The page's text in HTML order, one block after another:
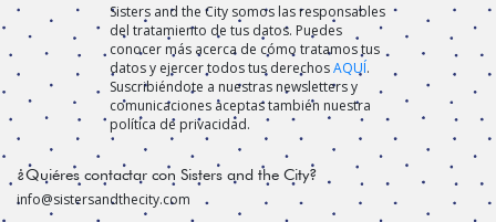
Sisters and the City somos las responsables
del tratamiento de tus datos. Puedes
conocer más acerca de cómo tratamos tus
datos y ejercer todos tus derechosAQUÍ.
Suscribiéndote a nuestras newsletters y
comunicaciones aceptas también nuestra
política de privacidad.
¿Quiéres contactar con Sisters and the City?
info@sistersandthecity.com